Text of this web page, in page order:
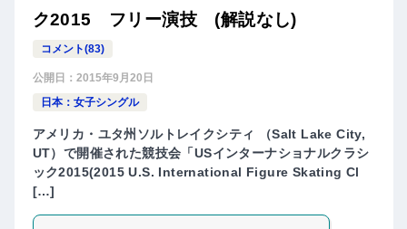
ク2015 フリー演技 (解説なし)
コメント(83)
公開日： 2015年9月20日
日本：女子シングル
アメリカ・ユタ州ソルトレイクシティ （Salt Lake City,
UT）で開催された競技会「USインターナショナルクラシ
ック2015(2015 U.S. International Figure Skating Cl
[…]